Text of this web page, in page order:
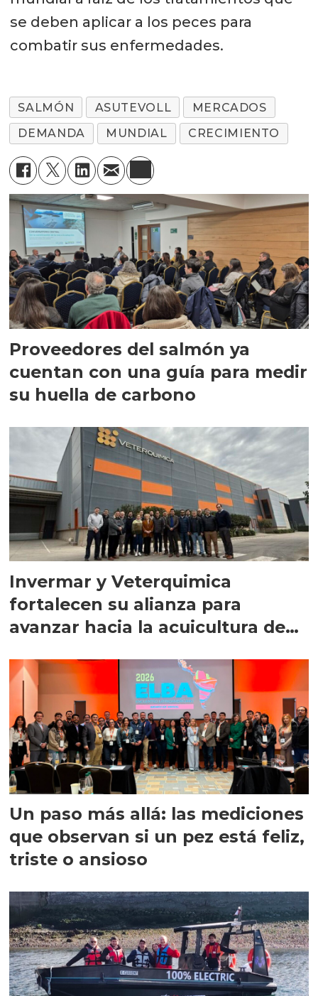
se deben aplicar a los peces para
combatir sus enfermedades.
SALMÓN ASUTEVOLL
MERCADOS
DEMANDA
MUNDIAL CRECIMIENTO
Proveedores del salmón ya
cuentan con una guía para medir
su huella de carbono
Invermar y Veterquimica
fortalecen su alianza para
avanzar hacia la acuicultura de
Un paso más allá: las mediciones
que observan si un pez está feliz,
triste o ansioso